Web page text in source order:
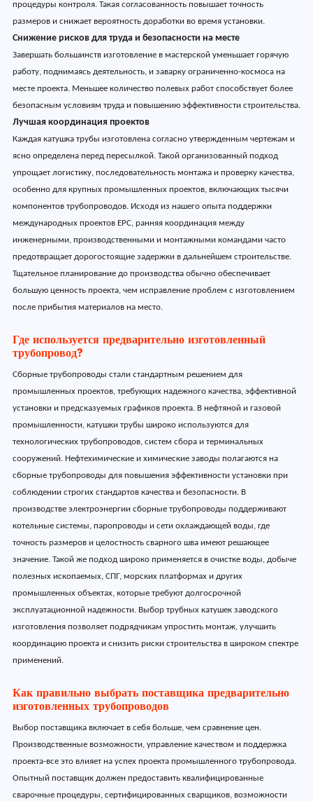
процедуры контроля. Такая согласованность повышает точность
размеров и снижает вероятность доработки во время установки.
Снижение рисков для труда и безопасности на месте
Завершать большинств изготовление в мастерской уменьшает горячую
работу, поднимаясь деятельность, и заварку ограниченно-космоса на
месте проекта. Меньшее количество полевых работ способствует более
безопасным условиям труда и повышению эффективности строительства.
Лучшая координация проектов
Каждая катушка трубы изготовлена согласно утвержденным чертежам и
ясно определена перед пересылкой. Такой организованный подход
упрощает логистику, последовательность монтажа и проверку качества,
особенно для крупных промышленных проектов, включающих тысячи
компонентов трубопроводов. Исходя из нашего опыта поддержки
международных проектов EPC, ранняя координация между
инженерными, производственными и монтажными командами часто
предотвращает дорогостоящие задержки в дальнейшем строительстве.
Тщательное планирование до производства обычно обеспечивает
большую ценность проекта, чем исправление проблем с изготовлением
после прибытия материалов на место.
Где используется предварительно изготовленный
трубопровод?
Сборные трубопроводы стали стандартным решением для
промышленных проектов, требующих надежного качества, эффективной
установки и предсказуемых графиков проекта. В нефтяной и газовой
промышленности, катушки трубы широко используются для
технологических трубопроводов, систем сбора и терминальных
сооружений. Нефтехимические и химические заводы полагаются на
сборные трубопроводы для повышения эффективности установки при
соблюдении строгих стандартов качества и безопасности. В
производстве электроэнергии сборные трубопроводы поддерживают
котельные системы, паропроводы и сети охлаждающей воды, где
точность размеров и целостность сварного шва имеют решающее
значение. Такой же подход широко применяется в очистке воды, добыче
полезных ископаемых, СПГ, морских платформах и других
промышленных объектах, которые требуют долгосрочной
эксплуатационной надежности. Выбор трубных катушек заводского
изготовления позволяет подрядчикам упростить монтаж, улучшить
координацию проекта и снизить риски строительства в широком спектре
применений.
Как правильно выбрать поставщика предварительно
изготовленных трубопроводов
Выбор поставщика включает в себя больше, чем сравнение цен.
Производственные возможности, управление качеством и поддержка
проекта-все это влияет на успех проекта промышленного трубопровода.
Опытный поставщик должен предоставить квалифицированные
сварочные процедуры, сертифицированных сварщиков, возможности